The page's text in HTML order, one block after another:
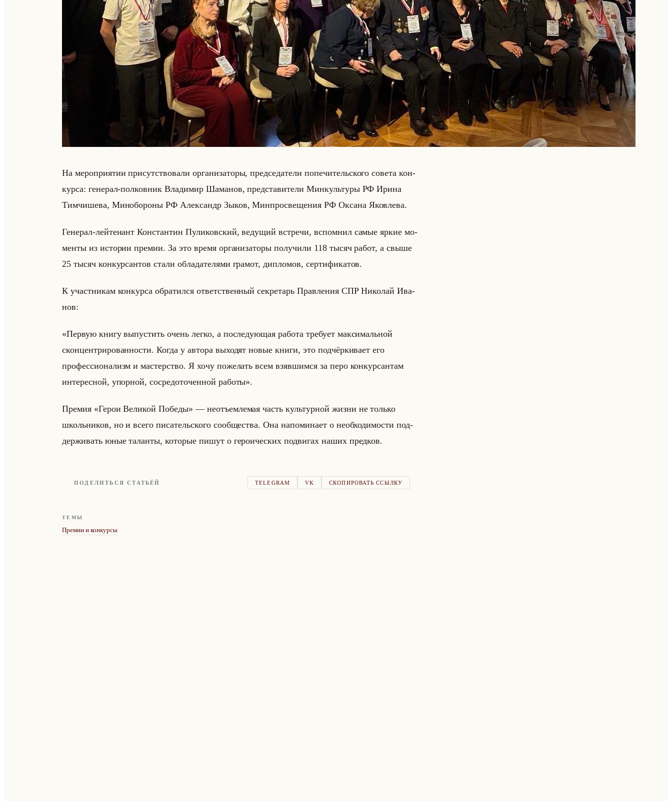
На ме­ро­при­ятии при­сут­ство­ва­ли ор­га­ни­за­то­ры, пред­се­да­те­ли по­пе­чи­тельско­го со­ве­та кон­
кур­са: ге­не­рал-пол­ков­ник Вла­ди­мир Ша­ма­нов, пред­ста­ви­те­ли Мин­культу­ры РФ Ирина
Тимчи­ше­ва, Ми­но­бо­ро­ны РФ Алек­сандр Зыков, Мин­про­све­ще­ния РФ Ок­са­на Яко­вле­ва.
Ге­не­рал-лейте­нант Кон­стан­тин Пу­ли­ков­ский, ве­ду­щий встре­чи, вспом­нил самые яркие мо­
мен­ты из ис­то­рии пре­мии. За это время ор­га­ни­за­то­ры по­лу­чи­ли 118 тысяч работ, а свыше
25 тысяч кон­кур­сан­тов стали об­ла­да­те­ля­ми гра­мот, ди­пло­мов, сер­ти­фи­ка­тов.
К участ­ни­кам кон­кур­са об­ра­тил­ся от­вет­ствен­ный сек­ре­тарь Прав­ле­ния СПР Ни­ко­лай Ива­
нов:
«Первую книгу выпустить очень легко, а последующая работа требует максимальной
сконцентрированности. Когда у автора выходят новые книги, это подчёркивает его
профессионализм и мастерство. Я хочу пожелать всем взявшимся за перо конкурсантам
интересной, упорной, сосредоточенной работы».
Пре­мия «Герои Великой Победы» — неотъем­ле­мая часть культур­ной жизни не только
школьни­ков, но и всего пи­са­тельско­го со­об­ще­ства. Она на­по­ми­на­ет о необ­хо­ди­мо­сти под­
дер­жи­вать юные та­лан­ты, ко­то­рые пишут о ге­ро­иче­ских по­дви­гах наших пред­ков.
ПОДЕЛИТЬСЯ СТАТЬЁЙ TELEGRAM VK СКОПИРОВАТЬ ССЫЛКУ
ТЕМЫ
Премии и конкурсы